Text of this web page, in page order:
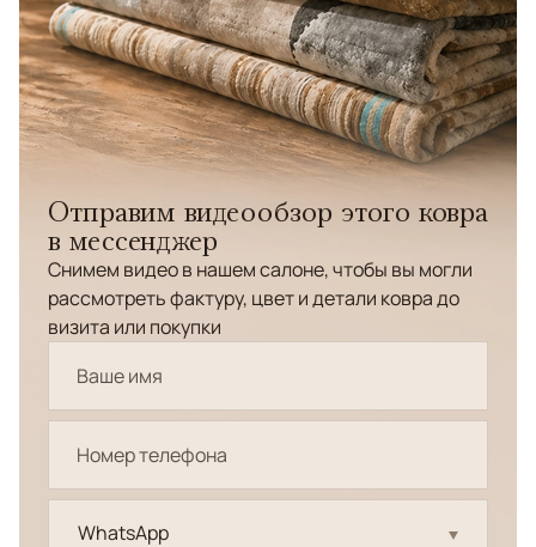
Отправим видеообзор этого ковра
в мессенджер
Снимем видео в нашем салоне, чтобы вы могли
рассмотреть фактуру, цвет и детали ковра до
визита или покупки
WhatsApp